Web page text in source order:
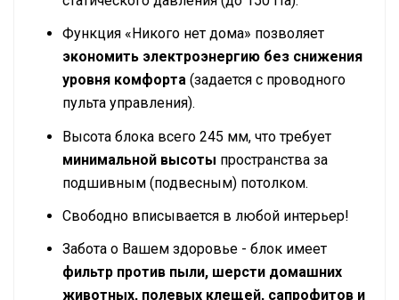
Функция «Никого нет дома» позволяет
экономить электроэнергию без снижения
уровня комфорта (задается с проводного
пульта управления).
Высота блока всего 245 мм, что требует
минимальной высоты пространства за
подшивным (подвесным) потолком.
Свободно вписывается в любой интерьер!
Забота о Вашем здоровье - блок имеет
фильтр против пыли, шерсти домашних
животных, полевых клещей, сапрофитов и